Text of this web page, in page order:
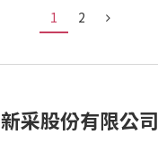
1 2
新采股份有限公司